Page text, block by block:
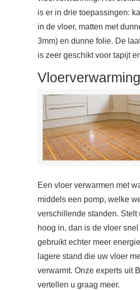
is er in drie toepassingen:
in de vloer, matten met
3mm) en dunne folie. De
is zeer geschikt voor tapijt
Een vloer verwarmen met
middels een pomp, welke
verschillende standen. Stelt
hoog in, dan is de vloer
gebruikt echter meer
lagere stand die uw vloer
verwarmt. Onze experts uit
vertellen u graag meer.